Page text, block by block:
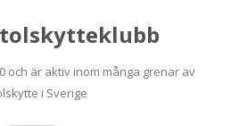
och är aktiv inom många grenar av
i Sverige